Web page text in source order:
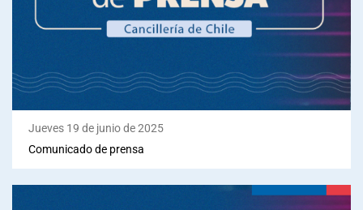
Jueves 19 de junio de 2025
Comunicado de prensa